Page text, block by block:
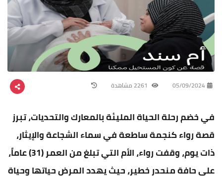
05/09/2024
في خضم رحلة الحياة المليئة بالمعارك والتحديات، تبرز
قصة رواء كنجمة ساطعة في سماء الشجاعة والإيثار،
ذات يوم، وقفت رواء، الأم التي تبلغ من العمر (31) عاماً،
على حافة منحدر خطير، حيث يهدد المرض حياتها وحياة